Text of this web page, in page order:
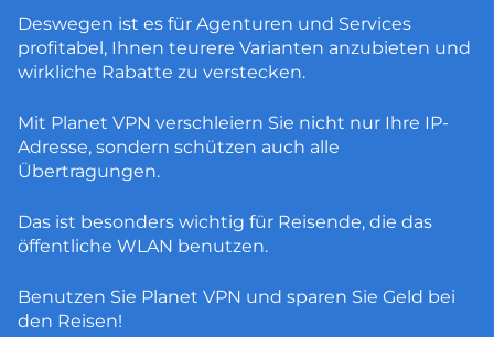
Deswegen ist es für Agenturen und Services
profitabel, Ihnen teurere Varianten anzubieten und
wirkliche Rabatte zu verstecken.
Mit Planet VPN verschleiern Sie nicht nur Ihre IP-
Adresse, sondern schützen auch alle
Übertragungen.
Das ist besonders wichtig für Reisende, die das
öffentliche WLAN benutzen.
Benutzen Sie Planet VPN und sparen Sie Geld bei
den Reisen!